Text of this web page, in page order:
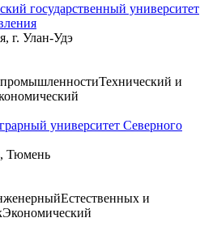
государственный университет
г. Улан-Удэ
Технический и
университет Северного
Тюмень
Естественных и
Экономический